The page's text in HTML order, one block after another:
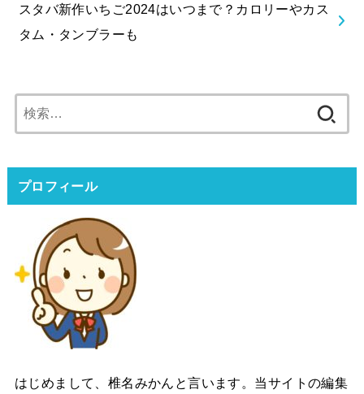
スタバ新作いちご2024はいつまで？カロリーやカス
タム・タンブラーも
索:
プロフィール
はじめまして、椎名みかんと言います。当サイトの編集